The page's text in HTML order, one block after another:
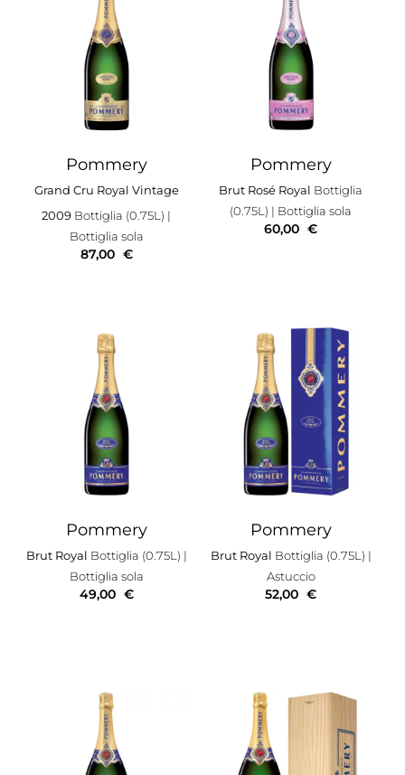
Pommery
Grand Cru Royal Vintage
2009 Bottiglia (0.75L) |
Bottiglia sola
87,00 €
Pommery
Brut Rosé Royal Bottiglia
(0.75L) | Bottiglia sola
60,00 €
Pommery
Brut Royal Bottiglia (0.75L) |
Bottiglia sola
49,00 €
Pommery
Brut Royal Bottiglia (0.75L) |
Astuccio
52,00 €